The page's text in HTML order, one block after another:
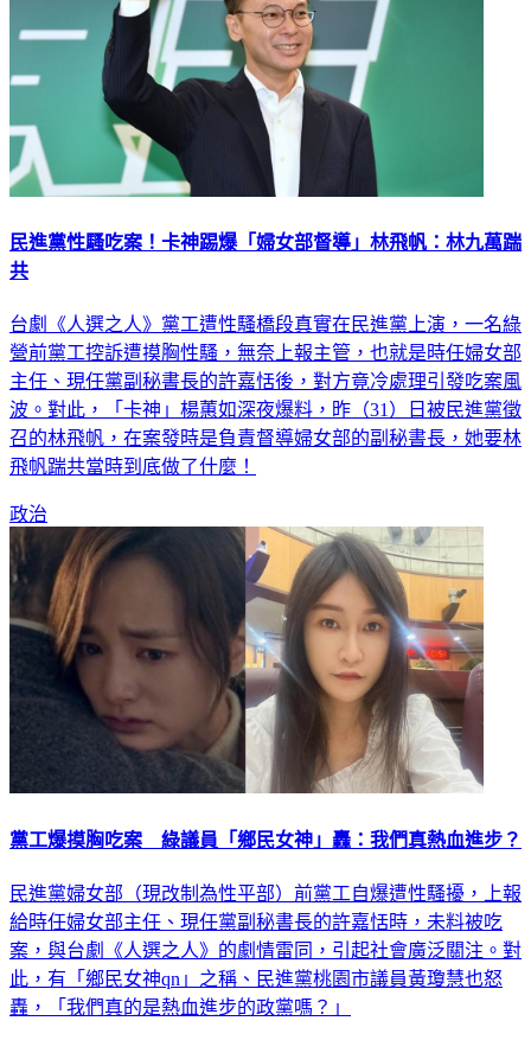
民進黨性騷吃案！卡神踢爆「婦女部督導」林飛帆：林九萬踹
共
台劇《人選之人》黨工遭性騷橋段真實在民進黨上演，一名綠
營前黨工控訴遭摸胸性騷，無奈上報主管，也就是時任婦女部
主任、現任黨副秘書長的許嘉恬後，對方竟冷處理引發吃案風
波。對此，「卡神」楊蕙如深夜爆料，昨（31）日被民進黨徵
召的林飛帆，在案發時是負責督導婦女部的副秘書長，她要林
飛帆踹共當時到底做了什麼！
政治
黨工爆摸胸吃案 綠議員「鄉民女神」轟：我們真熱血進步？
民進黨婦女部（現改制為性平部）前黨工自爆遭性騷擾，上報
給時任婦女部主任、現任黨副秘書長的許嘉恬時，未料被吃
案，與台劇《人選之人》的劇情雷同，引起社會廣泛關注。對
此，有「鄉民女神qn」之稱、民進黨桃園市議員黃瓊慧也怒
轟，「我們真的是熱血進步的政黨嗎？」